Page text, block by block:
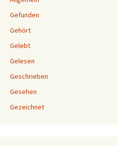
Gefunden
Gehört
Gelebt
Gelesen
Geschrieben
Gesehen
Gezeichnet